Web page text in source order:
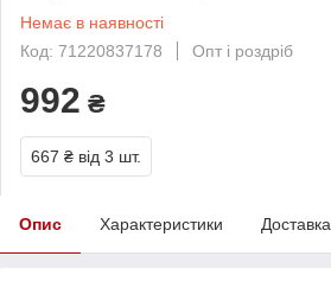
Немає в наявності
Код: 71220837178
Опт і роздріб
992 ₴
667 ₴ від 3 шт.
Опис Характеристики Доставка